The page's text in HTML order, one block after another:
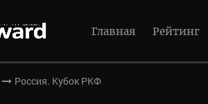
Главная Рейтинг
Россия. Кубок РКФ